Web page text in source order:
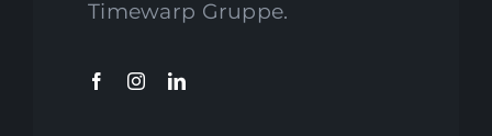
Timewarp Gruppe.